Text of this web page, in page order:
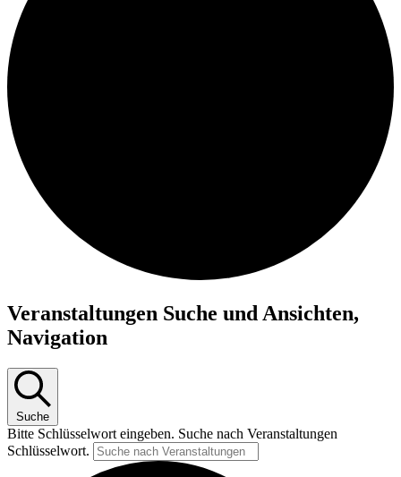
Veranstaltungen Suche und Ansichten,
Navigation
Suche
Bitte Schlüsselwort eingeben. Suche nach Veranstaltungen
Schlüsselwort.